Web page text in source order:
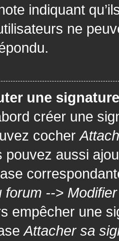
indiquant
ne
une
créer une
cocher
pouvez aussi
forum -->
empêcher une
Attacher sa